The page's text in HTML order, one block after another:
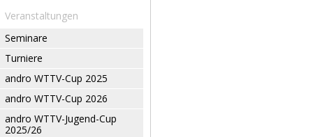
Veranstaltungen
Seminare
Turniere
andro WTTV-Cup 2025
andro WTTV-Cup 2026
andro WTTV-Jugend-Cup
2025/26